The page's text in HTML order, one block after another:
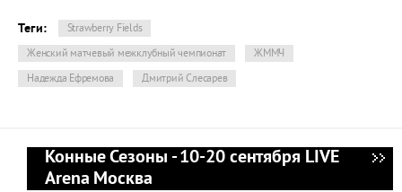
Теги:
Strawberry Fields
Женский матчевый межклубный чемпионат
ЖММЧ
Надежда Ефремова
Дмитрий Слесарев
Конные Сезоны - 10-20 сентября LIVE
Arena Москва